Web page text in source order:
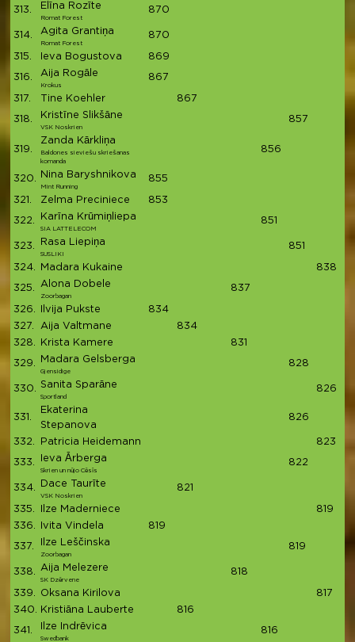
313. Elīna Rozīte
Romat Forest
870
314. Agita Grantiņa
Romat Forest
870
315. Ieva Bogustova 869
316. Aija Rogāle
Krokus
867
317. Tine Koehler 867
318. Kristīne Slikšāne
VSK Noskrien
857
319.
Zanda Kārkliņa
Baldones sieviešu skriešanas
komanda
856
320. Nina Baryshnikova
Mint Running
855
321. Zelma Preciniece 853
322. Karīna Krūmiņliepa
SIA LATTELECOM
851
323. Rasa Liepiņa
SUSLIKI
851
324. Madara Kukaine 838
325. Alona Dobele
Zoorbagan
837
326. Ilvija Pukste 834
327.
Aija Valtmane 834
328.
Krista Kamere 831
329. Madara Gelsberga
Gjensidige
828
330. Sanita Sparāne
Sportland
826
331.
Ekaterina
Stepanova
826
332. Patricia Heidemann 823
333. Ieva Ārberga
Skrien un nūjo Cēsīs
822
334. Dace Taurīte
VSK Noskrien
821
335. Ilze Maderniece 819
336.
Ivita Vindela 819
337. Ilze Leščinska
Zoorbagan
819
338. Aija Melezere
SK Dzērvene
818
339. Oksana Kirilova 817
340.
Kristiāna Lauberte 816
341. Ilze Indrēvica
Swedbank
816